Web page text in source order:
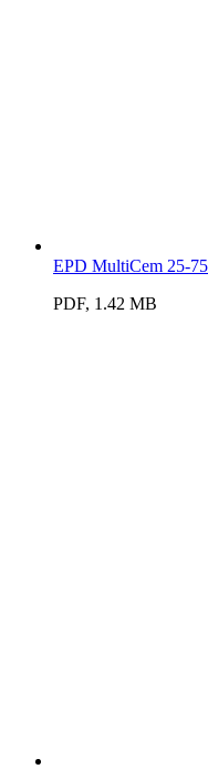
EPD MultiCem 25-
PDF, 1.42 MB